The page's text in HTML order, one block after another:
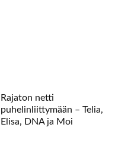
Rajaton netti
puhelinliittymään – Telia,
Elisa, DNA ja Moi